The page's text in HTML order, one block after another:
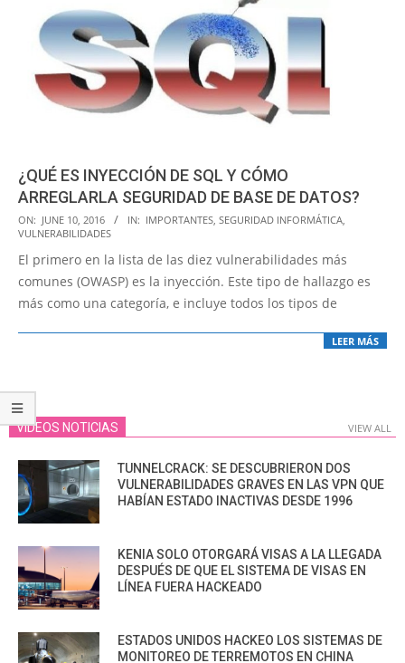
¿QUÉ ES INYECCIÓN DE SQL Y CÓMO
ARREGLARLA SEGURIDAD DE BASE DE DATOS?
2016-
06-
10
ON: JUNE 10, 2016 IN: IMPORTANTES, SEGURIDAD INFORMÁTICA,
VULNERABILIDADES
El primero en la lista de las diez vulnerabilidades más
comunes (OWASP) es la inyección. Este tipo de hallazgo es
más como una categoría, e incluye todos los tipos de
LEER MÁS
VIDEOS NOTICIAS VIEW ALL
TUNNELCRACK: SE DESCUBRIERON DOS
VULNERABILIDADES GRAVES EN LAS VPN QUE
HABÍAN ESTADO INACTIVAS DESDE 1996
KENIA SOLO OTORGARÁ VISAS A LA LLEGADA
DESPUÉS DE QUE EL SISTEMA DE VISAS EN
LÍNEA FUERA HACKEADO
ESTADOS UNIDOS HACKEO LOS SISTEMAS DE
MONITOREO DE TERREMOTOS EN CHINA